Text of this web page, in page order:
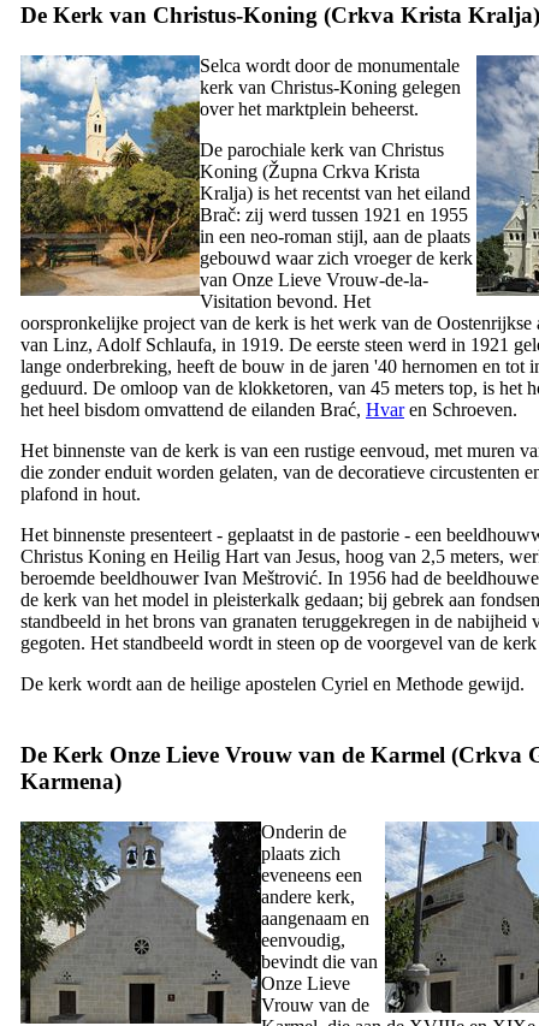
De Kerk van Christus-Koning (Crkva Krista Kralja)
Selca wordt door de monumentale
kerk van Christus-Koning gelegen
over het marktplein beheerst.
De parochiale kerk van Christus
Koning (Župna Crkva Krista
Kralja) is het recentst van het eiland
Brač: zij werd tussen 1921 en 1955
in een neo-roman stijl, aan de plaats
gebouwd waar zich vroeger de kerk
van Onze Lieve Vrouw-de-la-
Visitation bevond. Het
oorspronkelijke project van de kerk is het werk van de Oostenrijkse
van Linz, Adolf Schlaufa, in 1919. De eerste steen werd in 1921
lange onderbreking, heeft de bouw in de jaren '40 hernomen en tot
geduurd. De omloop van de klokketoren, van 45 meters top, is het
het heel bisdom omvattend de eilanden Brać, Hvaren Schroeven.
Het binnenste van de kerk is van een rustige eenvoud, met muren
die zonder enduit worden gelaten, van de decoratieve circustenten
plafond in hout.
Het binnenste presenteert - geplaatst in de pastorie - een
Christus Koning en Heilig Hart van Jesus, hoog van 2,5 meters,
beroemde beeldhouwer Ivan Meštrović. In 1956 had de
de kerk van het model in pleisterkalk gedaan; bij gebrek aan
standbeeld in het brons van granaten teruggekregen in de nabijheid
gegoten. Het standbeeld wordt in steen op de voorgevel van de
De kerk wordt aan de heilige apostelen Cyriel en Methode gewijd.
De Kerk Onze Lieve Vrouw van de Karmel (Crkva
Karmena)
Onderin de
plaats zich
eveneens een
andere kerk,
aangenaam en
eenvoudig,
bevindt die van
Onze Lieve
Vrouw van de